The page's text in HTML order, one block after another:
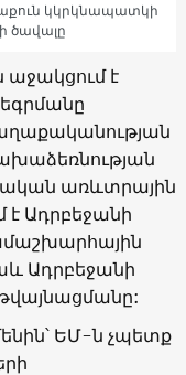
կկրկնապատկի
ծավալը
աջակցում է
առևտրային
է Ադրբեջանի
Ադրբեջանի
ԵՄ-ն չպետք